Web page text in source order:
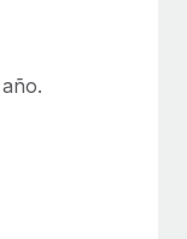
sin
Tardas